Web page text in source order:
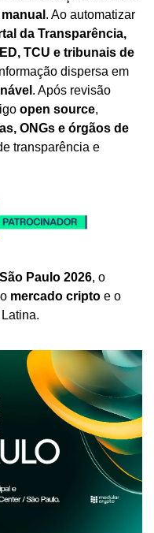
. Ao automatizar
da Transparência,
TCU e tribunais de
. Após revisão
open source,
ONGs e órgãos de
transparência e
Paulo 2026, o
mercado cripto